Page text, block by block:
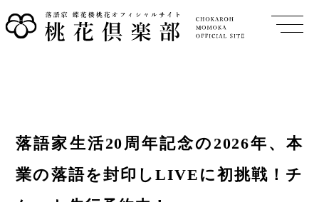
落語家生活20周年記念の2026年、本
業の落語を封印しLIVEに初挑戦！チ